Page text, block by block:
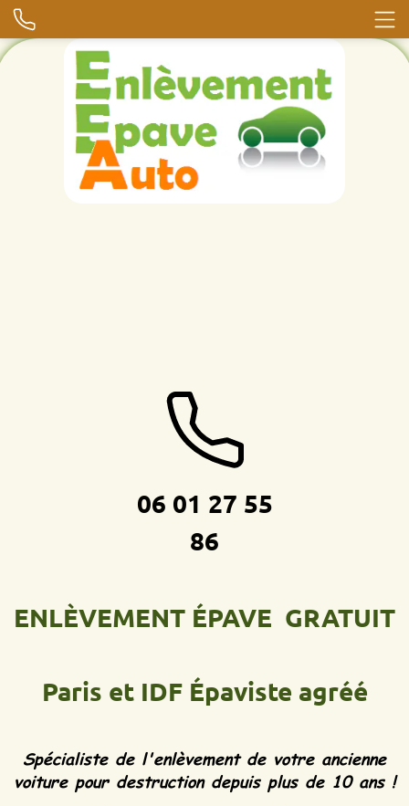
06 01 27 55
86
ENLÈVEMENT ÉPAVE GRATUIT
Paris et IDF Épaviste agréé
Spécialiste de l'enlèvement de votre ancienne
voiture pour destruction depuis plus de 10 ans !